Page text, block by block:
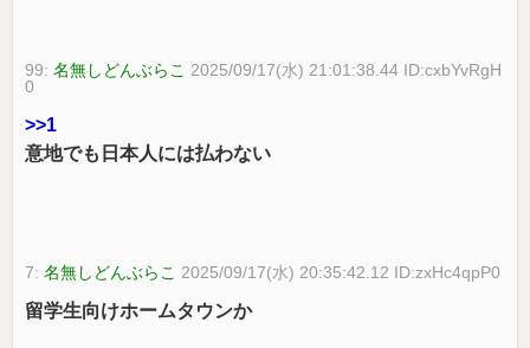
99:名無しどんぶらこ 2025/09/17(水) 21:01:38.44 ID:cxbYvRgH
0
>>1
意地でも日本人には払わない
7:名無しどんぶらこ 2025/09/17(水) 20:35:42.12 ID:zxHc4qpP0
留学生向けホームタウンか